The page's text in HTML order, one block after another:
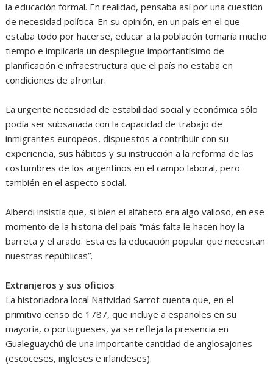
la educación formal. En realidad, pensaba así por una cuestión
de necesidad política. En su opinión, en un país en el que
estaba todo por hacerse, educar a la población tomaría mucho
tiempo e implicaría un despliegue importantísimo de
planificación e infraestructura que el país no estaba en
condiciones de afrontar.
La urgente necesidad de estabilidad social y económica sólo
podía ser subsanada con la capacidad de trabajo de
inmigrantes europeos, dispuestos a contribuir con su
experiencia, sus hábitos y su instrucción a la reforma de las
costumbres de los argentinos en el campo laboral, pero
también en el aspecto social.
Alberdi insistía que, si bien el alfabeto era algo valioso, en ese
momento de la historia del país “más falta le hacen hoy la
barreta y el arado. Esta es la educación popular que necesitan
nuestras repúblicas”.
Extranjeros y sus oficios
La historiadora local Natividad Sarrot cuenta que, en el
primitivo censo de 1787, que incluye a españoles en su
mayoría, o portugueses, ya se refleja la presencia en
Gualeguaychú de una importante cantidad de anglosajones
(escoceses, ingleses e irlandeses).